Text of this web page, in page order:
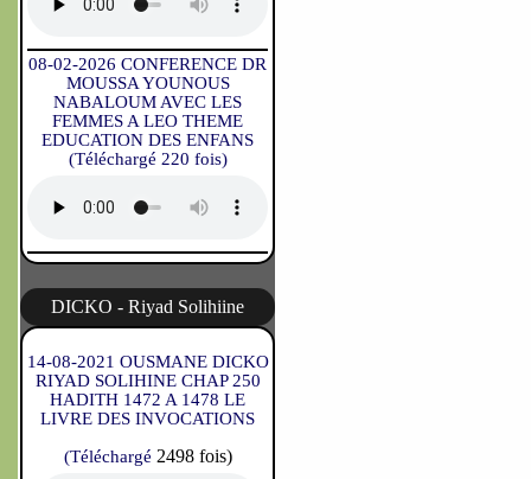
08-02-2026 CONFERENCE DR
MOUSSA YOUNOUS
NABALOUM AVEC LES
FEMMES A LEO THEME
EDUCATION DES ENFANS
(Téléchargé 220 fois)
DICKO - Riyad Solihiine
14-08-2021 OUSMANE DICKO
RIYAD SOLIHINE CHAP 250
HADITH 1472 A 1478 LE
LIVRE DES INVOCATIONS
(Téléchargé 2498 fois)